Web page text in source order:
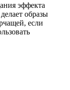
эффекта
образы
если